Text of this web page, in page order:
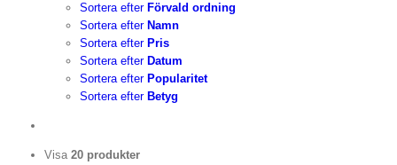
Sortera efter Förvald ordning
Sortera efter Namn
Sortera efter Pris
Sortera efter Datum
Sortera efter Popularitet
Sortera efter Betyg
Visa 20 produkter